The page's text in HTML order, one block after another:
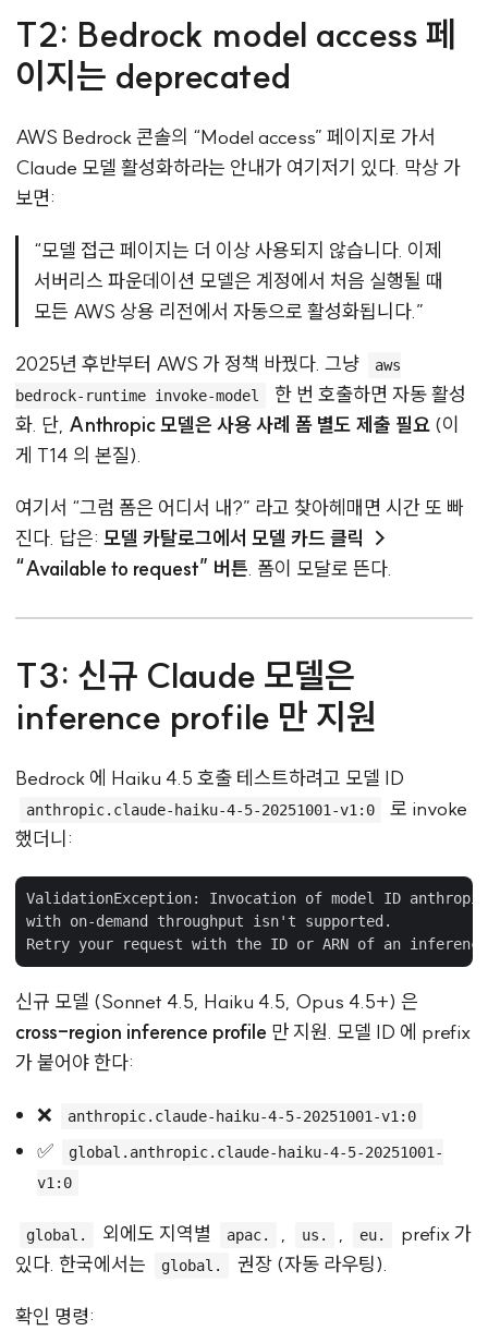
T2: Bedrock model access 페
이지는 deprecated
AWS Bedrock 콘솔의 “Model access” 페이지로 가서
Claude 모델 활성화하라는 안내가 여기저기 있다. 막상 가
보면:
“모델 접근 페이지는 더 이상 사용되지 않습니다. 이제
서버리스 파운데이션 모델은 계정에서 처음 실행될 때
모든 AWS 상용 리전에서 자동으로 활성화됩니다.”
2025년 후반부터 AWS 가 정책 바꿨다. 그냥
aws
bedrock-runtime invoke-model
한 번 호출하면 자동 활성
화. 단, Anthropic 모델은 사용 사례 폼 별도 제출 필요 (이
게 T14 의 본질).
여기서 “그럼 폼은 어디서 내?” 라고 찾아헤매면 시간 또 빠
진다. 답은: 모델 카탈로그에서 모델 카드 클릭 →
“Available to request” 버튼. 폼이 모달로 뜬다.
T3: 신규 Claude 모델은
inference profile 만 지원
Bedrock 에 Haiku 4.5 호출 테스트하려고 모델 ID
anthropic.claude-haiku-4-5-20251001-v1:0
로 invoke
했더니:
ValidationException: Invocation of model ID
with on-demand throughput isn't supported.
신규 모델 (Sonnet 4.5, Haiku 4.5, Opus 4.5+) 은
cross-region inference profile 만 지원. 모델 ID 에 prefix
가 붙어야 한다:
❌ anthropic.claude-haiku-4-5-20251001-v1:0
✅
global.anthropic.claude-haiku-4-5-20251001-
v1:0
global. 외에도 지역별 apac. , us. , eu.
prefix 가
있다. 한국에서는
global. 권장 (자동 라우팅).
확인 명령: